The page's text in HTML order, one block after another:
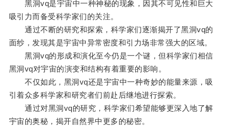
黑洞vq是宇宙中一种神秘的现象，因其不可见性和巨大
吸引力而备受科学家们的关注。
通过不断的研究和探索，科学家们逐渐揭开了黑洞vq的
面纱，发现其是宇宙中异常密度和引力场非常强大的区域。
黑洞vq的形成和演化至今仍是一个谜，但科学家们相信
黑洞vq对宇宙的演变和结构有着重要的影响。
不仅如此，黑洞vq还是宇宙中一种奇妙的能量来源，吸
引着众多科学家和研究者们前赴后继地进行探索。
通过对黑洞vq的研究，科学家们希望能够更深入地了解
宇宙的奥秘，揭开自然界中更多的秘密。